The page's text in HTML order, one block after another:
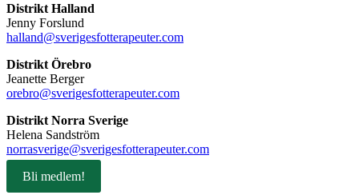
Distrikt Halland
Jenny Forslund
halland@sverigesfotterapeuter.com
Distrikt Örebro
Jeanette Berger
orebro@sverigesfotterapeuter.com
Distrikt Norra Sverige
Helena Sandström
norrasverige@sverigesfotterapeuter.com
Bli medlem!